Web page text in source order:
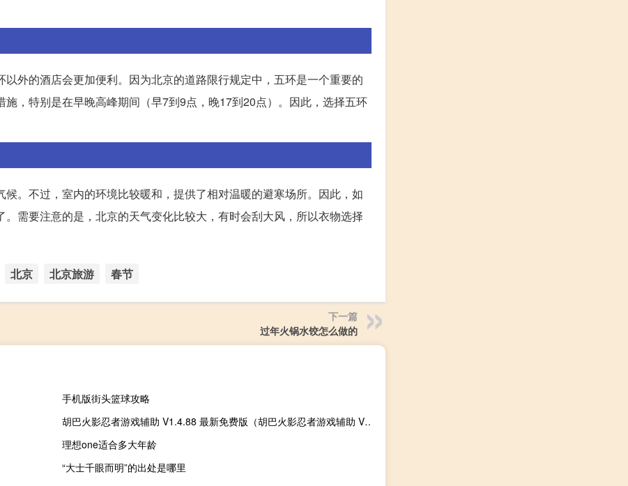
外的酒店会更加便利。因为北京的道路限行规定中，五环是一个重要的
，特别是在早晚高峰期间（早7到9点，晚17到20点）。因此，选择五环
。不过，室内的环境比较暖和，提供了相对温暖的避寒场所。因此，如
需要注意的是，北京的天气变化比较大，有时会刮大风，所以衣物选择
北京 北京旅游 春节
下一篇
过年火锅水饺怎么做的
手机版街头篮球攻略
胡巴火影忍者游戏辅助 V1.4.88 最新免费版（胡巴火影忍者游戏辅助 V1.4.88 最新免费版功能简介）
理想one适合多大年龄
“大士千眼而明”的出处是哪里